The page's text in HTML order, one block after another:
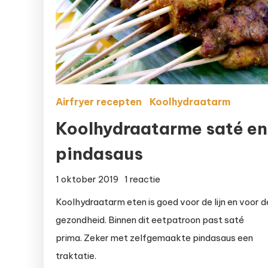
Airfryer recepten Koolhydraatarm
Koolhydraatarme saté en
pindasaus
1 oktober 2019 1 reactie
saté
en
pindasaus
Koolhydraatarm eten is goed voor de lijn en voor
gezondheid. Binnen dit eetpatroon past saté
prima. Zeker met zelfgemaakte pindasaus een
traktatie.